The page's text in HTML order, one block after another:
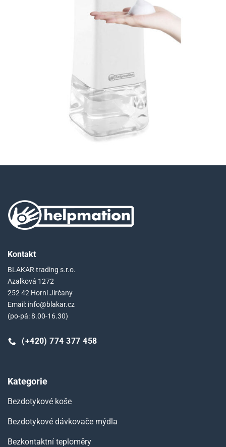
Kontakt
BLAKAR trading s.r.o.
Azalková 1272
252 42 Horní Jirčany
Email: info@blakar.cz
(po-pá: 8.00-16.30)
(+420) 774 377 458
Kategorie
Bezdotykové koše
Bezdotykové dávkovače mýdla
Bezkontaktní teploměry